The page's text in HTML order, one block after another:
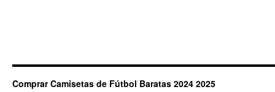
Comprar Camisetas de Fútbol Baratas 2024 2025